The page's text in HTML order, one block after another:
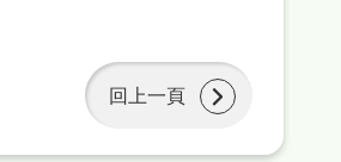
回上一頁